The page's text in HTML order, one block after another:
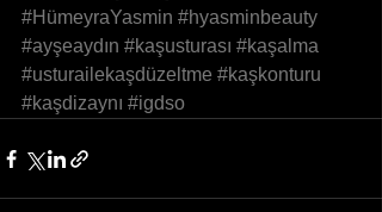
#HümeyraYasmin #hyasminbeauty
#ayşeaydın #kaşusturası #kaşalma
#usturailekaşdüzeltme #kaşkonturu
#kaşdizaynı #igdso